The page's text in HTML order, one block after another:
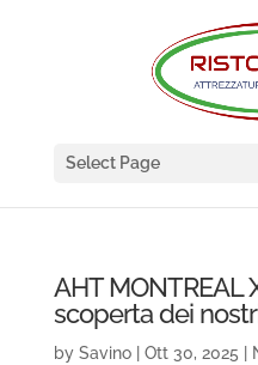
Select Page
AHT MONTREAL
scoperta dei
by Savino| Ott 30, 2025